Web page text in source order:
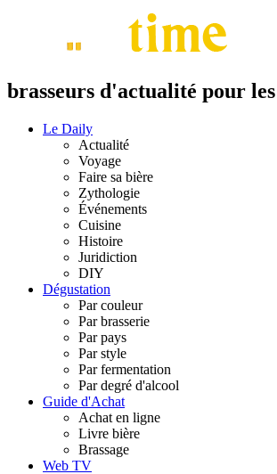
brasseurs d'actualité pour
Le Daily
Actualité
Voyage
Faire sa bière
Zythologie
Événements
Cuisine
Histoire
Juridiction
DIY
Dégustation
Par couleur
Par brasserie
Par pays
Par style
Par fermentation
Par degré d'alcool
Guide d'Achat
Achat en ligne
Livre bière
Brassage
Web TV